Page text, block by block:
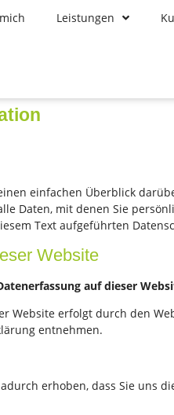
Leistungen
einfachen Überblick
Daten, mit denen Sie
Text aufgeführten
Website
auf dieser
Website erfolgt durch den
entnehmen.
erhoben, dass Sie uns